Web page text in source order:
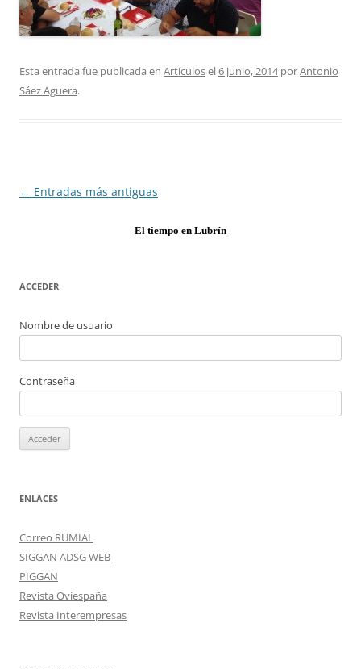
Esta entrada fue publicada en Artículosel6 junio, 2014porAntonio
Sáez Aguera.
Navegación
← Entradas más antiguas
El tiempo en Lubrín
ACCEDER
Nombre de usuario
Contraseña
ENLACES
Correo RUMIAL
SIGGAN ADSG WEB
PIGGAN
Revista Oviespaña
Revista Interempresas